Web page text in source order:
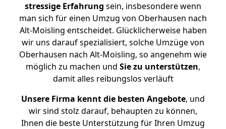
stressige Erfahrung sein, insbesondere wenn
man sich für einen Umzug von Oberhausen nach
Alt-Moisling entscheidet. Glücklicherweise haben
wir uns darauf spezialisiert, solche Umzüge von
Oberhausen nach Alt-Moisling, so angenehm wie
möglich zu machen und Sie zu unterstützen,
damit alles reibungslos verläuft
Unsere Firma kennt die besten Angebote, und
wir sind stolz darauf, behaupten zu können,
Ihnen die beste Unterstützung für Ihren Umzug